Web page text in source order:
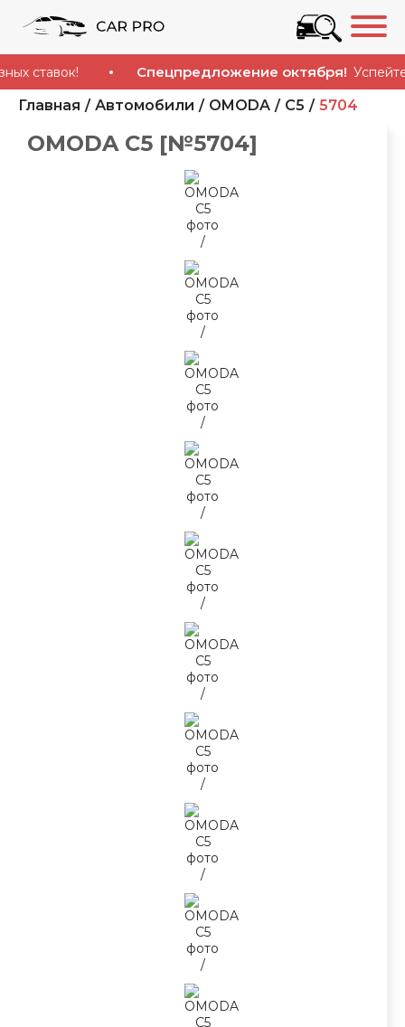
Спецпредложение октября!Успейте
Главная Автомобили OMODA C5 5704
OMODA C5 [№5704]